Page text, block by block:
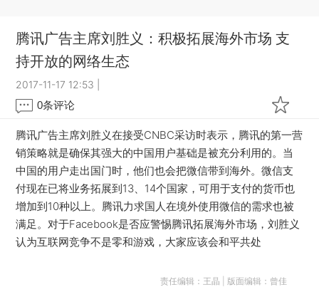
腾讯广告主席刘胜义：积极拓展海外市场 支
持开放的网络生态
2017-11-17 12:53
0条评论
腾讯广告主席刘胜义在接受CNBC采访时表示，腾讯的第一营
销策略就是确保其强大的中国用户基础是被充分利用的。当
中国的用户走出国门时，他们也会把微信带到海外。微信支
付现在已将业务拓展到13、14个国家，可用于支付的货币也
增加到10种以上。腾讯力求国人在境外使用微信的需求也被
满足。对于Facebook是否应警惕腾讯拓展海外市场，刘胜义
认为互联网竞争不是零和游戏，大家应该会和平共处
责任编辑：王晶 | 版面编辑：曾佳